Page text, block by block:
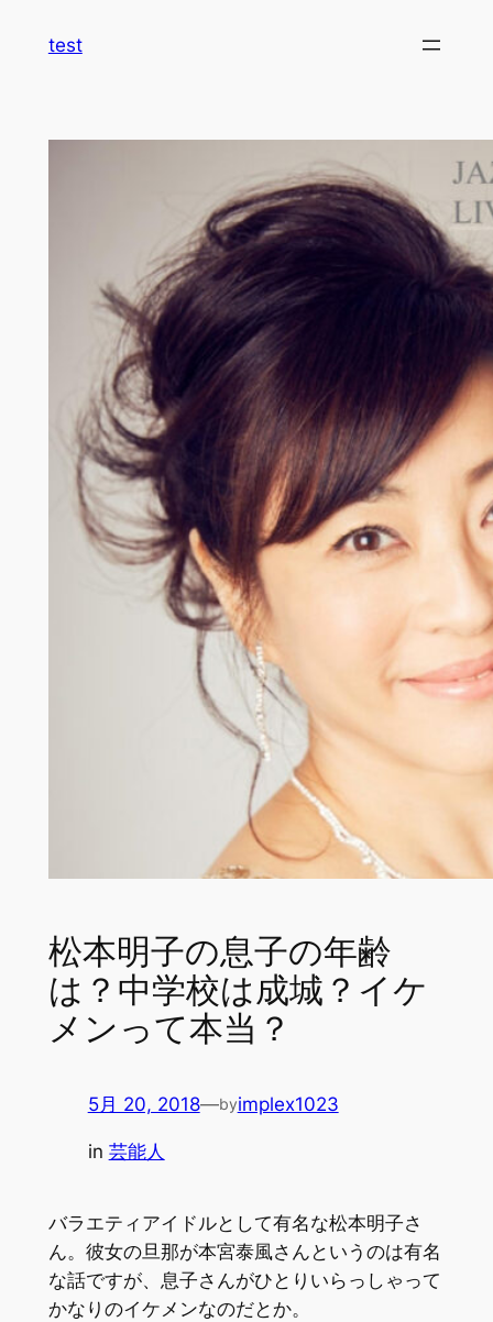
test
松本明子の息子の年齢
は？中学校は成城？イケ
メンって本当？
5月 20, 2018—byimplex1023
in 芸能人
バラエティアイドルとして有名な松本明子さ
ん。彼女の旦那が本宮泰風さんというのは有名
な話ですが、息子さんがひとりいらっしゃって
かなりのイケメンなのだとか。